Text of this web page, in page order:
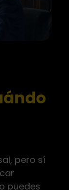
pero sí
puedes